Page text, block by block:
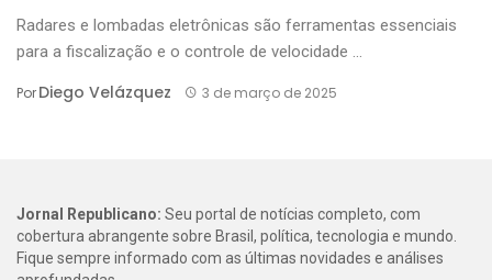
Radares e lombadas eletrônicas são ferramentas essenciais
para a fiscalização e o controle de velocidade ...
PorDiego Velázquez 3 de março de 2025
Jornal Republicano: Seu portal de notícias completo, com
cobertura abrangente sobre Brasil, política, tecnologia e mundo.
Fique sempre informado com as últimas novidades e análises